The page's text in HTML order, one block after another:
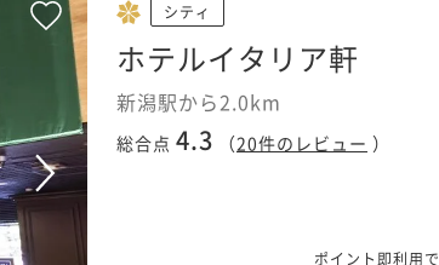
シティ
ホテルイタリア軒
新潟駅から2.0km
総合点 4.3 （20件のレビュー ）
ポイント即利用で